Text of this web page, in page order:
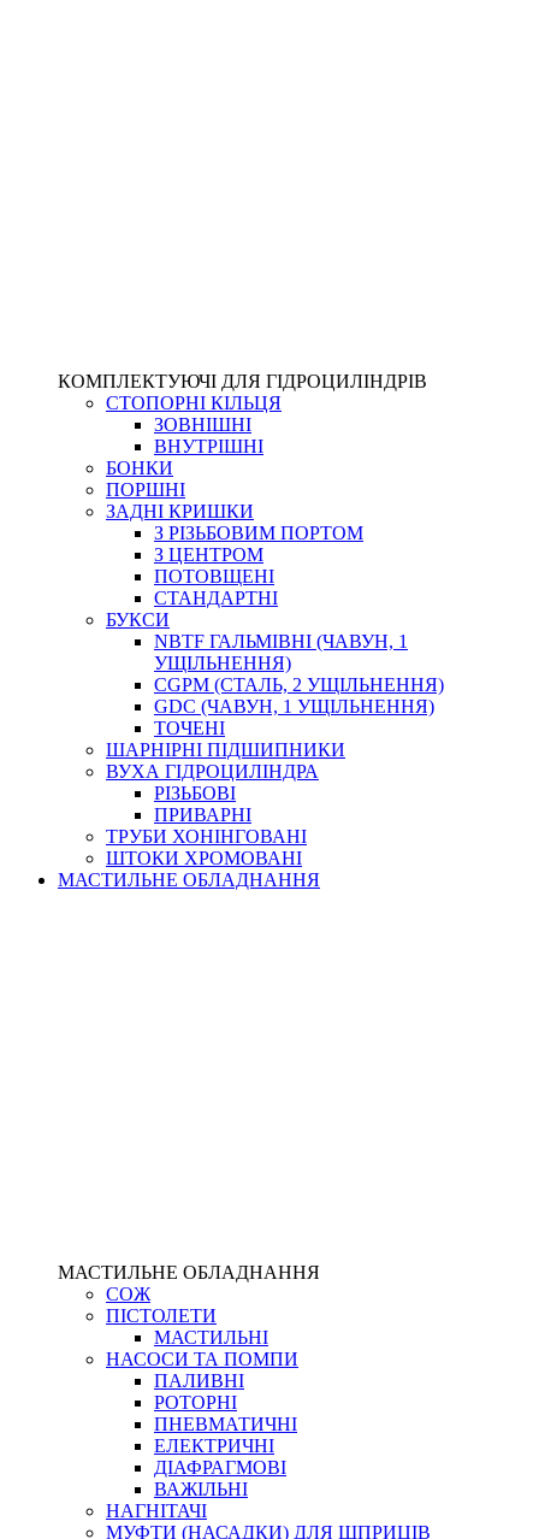
КОМПЛЕКТУЮЧІ ДЛЯ ГІДРОЦИЛІНДРІВ
СТОПОРНІ КІЛЬЦЯ
ЗОВНІШНІ
ВНУТРІШНІ
БОНКИ
ПОРШНІ
ЗАДНІ КРИШКИ
З РІЗЬБОВИМ ПОРТОМ
З ЦЕНТРОМ
ПОТОВЩЕНІ
СТАНДАРТНІ
БУКСИ
NBTF ГАЛЬМІВНІ (ЧАВУН, 1
УЩІЛЬНЕННЯ)
CGPM (СТАЛЬ, 2 УЩІЛЬНЕННЯ)
GDC (ЧАВУН, 1 УЩІЛЬНЕННЯ)
ТОЧЕНІ
ШАРНІРНІ ПІДШИПНИКИ
ВУХА ГІДРОЦИЛІНДРА
РІЗЬБОВІ
ПРИВАРНІ
ТРУБИ ХОНІНГОВАНІ
ШТОКИ ХРОМОВАНІ
МАСТИЛЬНЕ ОБЛАДНАННЯ
МАСТИЛЬНЕ ОБЛАДНАННЯ
СОЖ
ПІСТОЛЕТИ
МАСТИЛЬНІ
НАСОСИ ТА ПОМПИ
ПАЛИВНІ
РОТОРНІ
ПНЕВМАТИЧНІ
ЕЛЕКТРИЧНІ
ДІАФРАГМОВІ
ВАЖІЛЬНІ
НАГНІТАЧІ
МУФТИ (НАСАДКИ) ДЛЯ ШПРИЦІВ